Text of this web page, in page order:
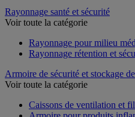
Rayonnage santé et sécurité
Voir toute la catégorie
Rayonnage pour milieu
Rayonnage rétention et
Armoire de sécurité et stockage
Voir toute la catégorie
Caissons de ventilation et